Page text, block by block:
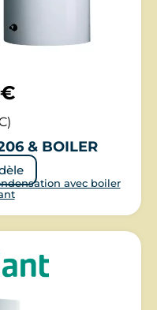
& BOILER
avec boiler